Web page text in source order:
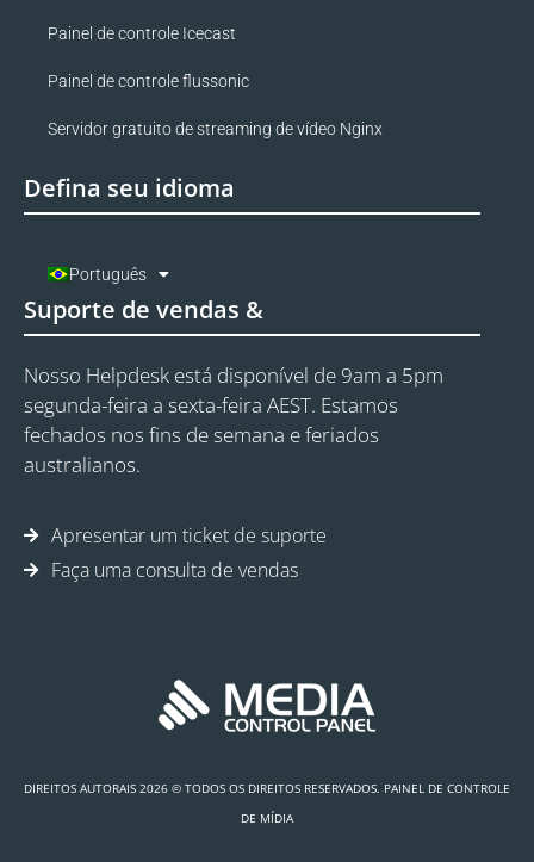
Painel de controle Icecast
Painel de controle flussonic
Servidor gratuito de streaming de vídeo Nginx
Defina seu idioma
Português
Suporte de vendas &
Nosso Helpdesk está disponível de 9am a 5pm
segunda-feira a sexta-feira AEST. Estamos
fechados nos fins de semana e feriados
australianos.
Apresentar um ticket de suporte
Faça uma consulta de vendas
DIREITOS AUTORAIS 2026 © TODOS OS DIREITOS RESERVADOS. PAINEL DE CONTROLE
DE MÍDIA